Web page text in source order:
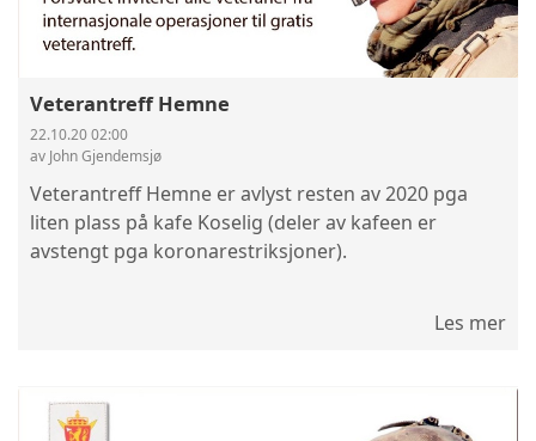
Veterantreff Hemne
22.10.20 02:00
av John Gjendemsjø
Veterantreff Hemne er avlyst resten av 2020 pga
liten plass på kafe Koselig (deler av kafeen er
avstengt pga koronarestriksjoner).
Les mer